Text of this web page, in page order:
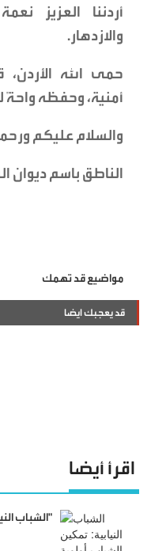
أردننا العزيز
والازدهار.
حمى الله
أمنية، وحفظه واحةً
والسلام عليكم
الناطق باسم
مواضيع قد تهمك
قد يعجبك ايضا
اقرأ أيضا
"الشباب